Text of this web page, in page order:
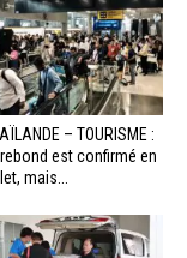
– TOURISME :
rebond est confirmé en
mais...